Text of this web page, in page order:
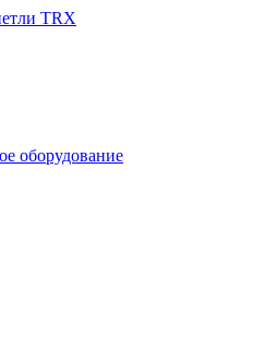
TRX
оборудование